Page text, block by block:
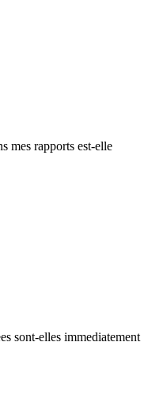
mes rapports est-elle
sont-elles immediatement